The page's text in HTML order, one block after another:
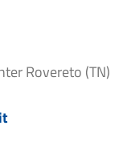
Rovereto (TN)